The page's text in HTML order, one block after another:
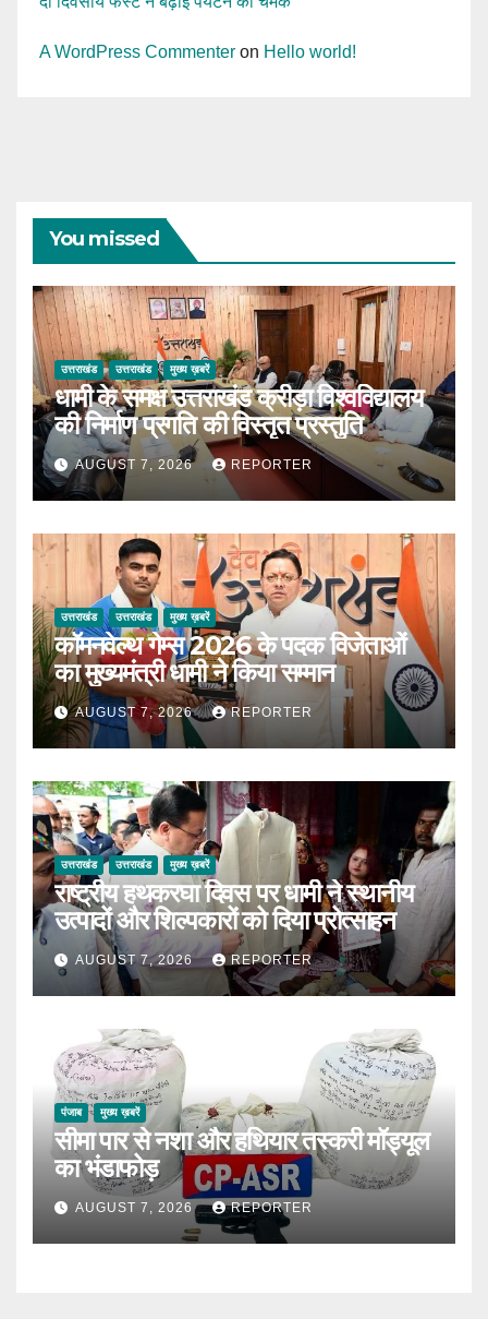
A WordPress Commenter on Hello world!
You missed
उत्तराखंड उत्तराखंड मुख्य ख़बरें
धामी के समक्ष उत्तराखंड क्रीड़ा विश्वविद्यालय
की निर्माण प्रगति की विस्तृत प्रस्तुति
AUGUST 7, 2026 REPORTER
उत्तराखंड उत्तराखंड मुख्य ख़बरें
कॉमनवेल्थ गेम्स 2026 के पदक विजेताओं
का मुख्यमंत्री धामी ने किया सम्मान
AUGUST 7, 2026 REPORTER
उत्तराखंड उत्तराखंड मुख्य ख़बरें
राष्ट्रीय हथकरघा दिवस पर धामी ने स्थानीय
उत्पादों और शिल्पकारों को दिया प्रोत्साहन
AUGUST 7, 2026 REPORTER
पंजाब मुख्य ख़बरें
सीमा पार से नशा और हथियार तस्करी मॉड्यूल
का भंडाफोड़
AUGUST 7, 2026 REPORTER